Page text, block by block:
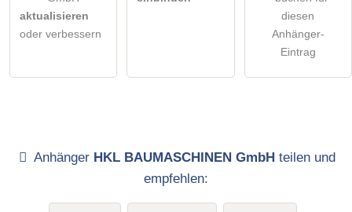
aktualisieren
oder verbessern
diesen
Anhänger-
Eintrag
Anhänger HKL BAUMASCHINEN GmbH teilen und
empfehlen: